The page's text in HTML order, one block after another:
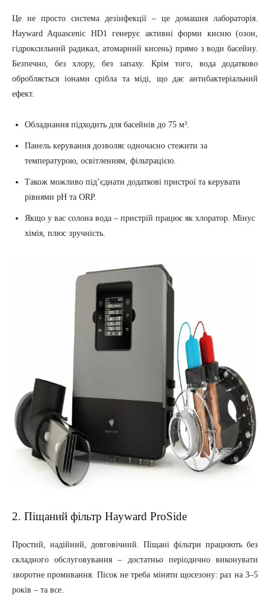
Це не просто система дезінфекції – це домашня лабораторія.
Hayward Aquascenic HD1 генерує активні форми кисню (озон,
гідроксильний радикал, атомарний кисень) прямо з води басейну.
Безпечно, без хлору, без запаху. Крім того, вода додатково
обробляється іонами срібла та міді, що дає антибактеріальний
ефект.
Обладнання підходить для басейнів до 75 м³.
Панель керування дозволяє одночасно стежити за
температурою, освітленням, фільтрацією.
Також можливо під’єднати додаткові пристрої та керувати
рівнями pH та ORP.
Якщо у вас солона вода – пристрій працює як хлоратор. Мінус
хімія, плюс зручність.
2. Піщаний фільтр Hayward ProSide
Простий, надійний, довговічний. Піщані фільтри працюють без
складного обслуговування – достатньо періодично виконувати
зворотне промивання. Пісок не треба міняти щосезону: раз на 3–5
років – та все.